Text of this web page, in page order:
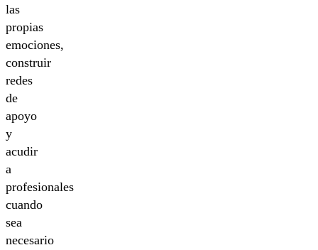
las
propias
emociones,
construir
redes
de
apoyo
y
acudir
a
profesionales
cuando
sea
necesario